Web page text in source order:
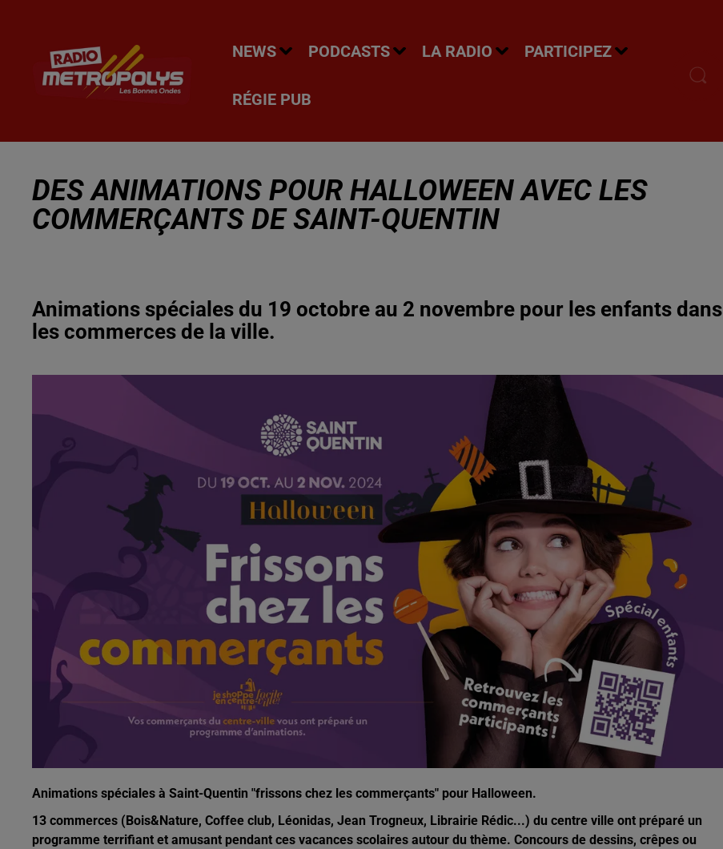
NEWS PODCASTS LA RADIO PARTICIPEZ
RÉGIE PUB
DES ANIMATIONS POUR HALLOWEEN AVEC LES
COMMERÇANTS DE SAINT-QUENTIN
Animations spéciales du 19 octobre au 2 novembre pour les enfants dans
les commerces de la ville.
Animations spéciales à Saint-Quentin "frissons chez les commerçants" pour Halloween.
13 commerces (Bois&Nature, Coffee club, Léonidas, Jean Trogneux, Librairie Rédic...) du centre ville ont préparé un
programme terrifiant et amusant pendant ces vacances scolaires autour du thème. Concours de dessins, crêpes ou